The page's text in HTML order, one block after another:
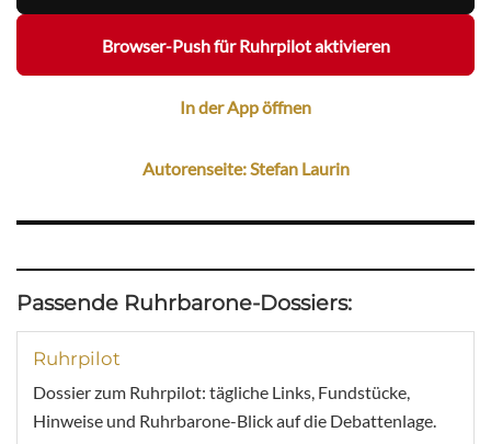
Browser-Push für Ruhrpilot aktivieren
In der App öffnen
Autorenseite: Stefan Laurin
Passende Ruhrbarone-Dossiers:
Ruhrpilot
Dossier zum Ruhrpilot: tägliche Links, Fundstücke,
Hinweise und Ruhrbarone-Blick auf die Debattenlage.